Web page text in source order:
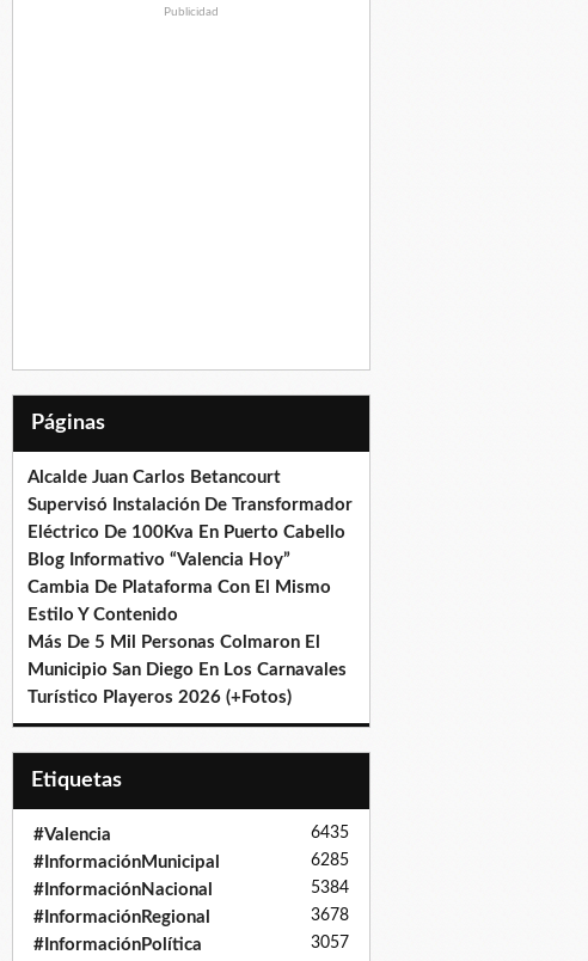
Publicidad
Páginas
Alcalde Juan Carlos Betancourt
Supervisó Instalación De Transformador
Eléctrico De 100Kva En Puerto Cabello
Blog Informativo “Valencia Hoy”
Cambia De Plataforma Con El Mismo
Estilo Y Contenido
Más De 5 Mil Personas Colmaron El
Municipio San Diego En Los Carnavales
Turístico Playeros 2026 (+Fotos)
Etiquetas
#Valencia 6435
#InformaciónMunicipal 6285
#InformaciónNacional 5384
#InformaciónRegional 3678
#InformaciónPolítica 3057